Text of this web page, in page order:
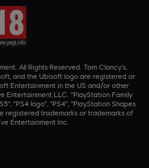
All Rights Reserved. Tom Clancy’s,
and the Ubisoft logo are registered or
Entertainment in the US and/or other
LLC. "PlayStation Family
"PS4 logo", "PS4", "PlayStation Shapes
registered trademarks or trademarks of
Entertainment Inc.